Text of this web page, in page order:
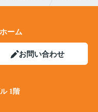
ーム
お問い合わせ
1階